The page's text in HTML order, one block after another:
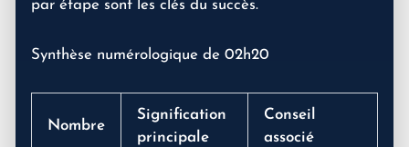
par étape sont les clés du succès.
Synthèse numérologique de 02h20
Nombre
Signification
principale
Conseil
associé